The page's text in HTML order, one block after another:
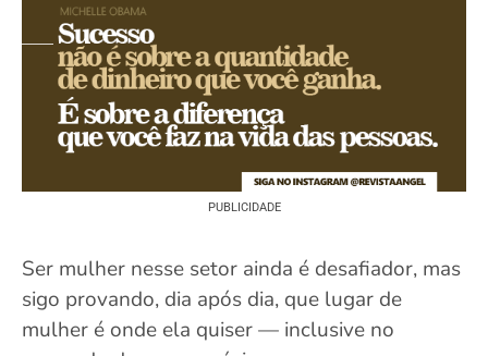
PUBLICIDADE
Ser mulher nesse setor ainda é desafiador, mas
sigo provando, dia após dia, que lugar de
mulher é onde ela quiser — inclusive no